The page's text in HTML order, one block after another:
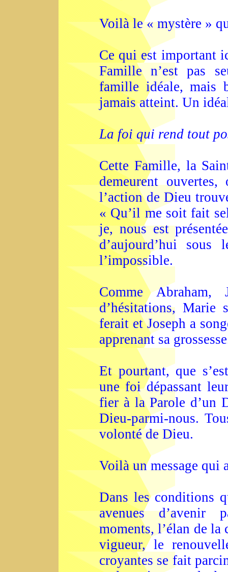
Voilà le « mystère »
Ce qui est important
Famille n’est pas
famille idéale, mais
jamais atteint. Un
La foi qui rend tout
Cette Famille, la
demeurent
l’action de Dieu
« Qu’il me soit fait
je, nous est
d’aujourd’hui
l’impossible.
Comme
d’hésitations, Marie
ferait et Joseph a
apprenant sa
Et pourtant, que
une foi dépassant
fier à la Parole d’un
Dieu-parmi-nous.
volonté de Dieu.
Voilà un message qui
Dans les conditions
avenues d’avenir
moments, l’élan de la
vigueur, le
croyantes se fait